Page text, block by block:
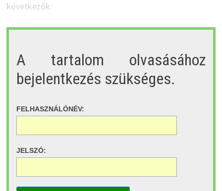
következők:
A tartalom olvasásához
bejelentkezés szükséges.
FELHASZNÁLÓNÉV:
JELSZÓ: